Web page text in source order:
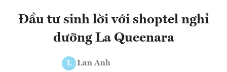
Đầu tư sinh lời với shoptel nghỉ
dưỡng La Queenara
L Lan Anh